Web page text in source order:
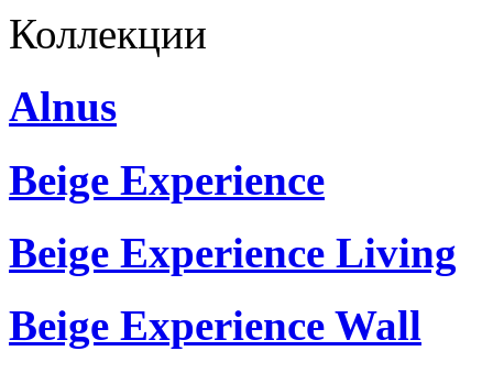
Коллекции
Alnus
Beige Experience
Beige Experience Living
Beige Experience Wall